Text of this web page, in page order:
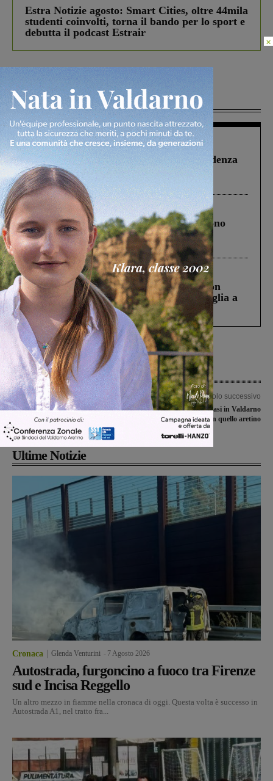
Estra Notizie agosto: Smart Cities, oltre 44mila
studenti coinvolti, torna il bando per lo sport e
debutta il podcast Estrair
Più lette
Figline Incisa Valdarno 1 Agosto 2026
Piscina di Figline finanziata oltre la scadenza
Pnrr, il gruppo di Fratelli d’Italia: “Un
ringraziamento al Governo”
Cronaca 4 Agosto 2026
Un anno fa la strage in A1 in cui morirono
Gianni, Giulia e Franco. Lo schianto, il
processo, lo stop ai sorpassi fra tir....
Cronaca 3 Agosto 2026
Scomparso da una struttura di Castiglion
Fiorentino l’uomo che aveva ucciso la figlia a
Levane nel 2020
Articolo precedente
Si è dimesso il Consiglio di
Amministrazione di Sei Toscana
Articolo successivo
Covid-19, 10 nuovi casi in Valdarno
fiorentino, 19 in quello aretino
Ultime Notizie
Cronaca Glenda Venturini 7 Agosto 2026
Autostrada, furgoncino a fuoco tra Firenze
sud e Incisa Reggello
Un altro mezzo in fiamme nella cronaca di oggi. Questa volta è successo in
Autostrada A1, nel tratto fra...
×